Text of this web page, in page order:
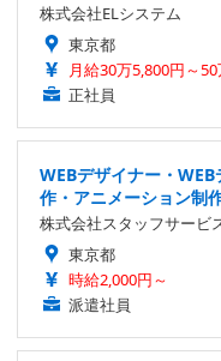
株式会社ELシステム
東京都
月給30万5,800円～
正社員
WEBデザイナー・
作・アニメーション制
株式会社スタッフサービ
東京都
時給2,000円～
派遣社員